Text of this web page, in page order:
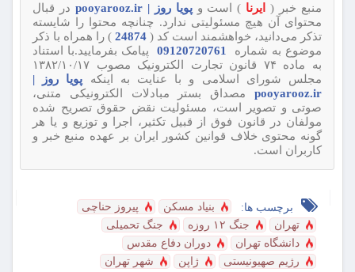
منبع خبر ( ایرنا ) است وپویا روز | pooyarooz.ir
در قبال
محتوای آن هیچ مسئولیتی ندارد. چنانچه محتوا را شایسته
تذکر می‌دانید، خواهشمند است کد (
) را همراه با ذکر
موضوع به شماره
پیامک بفرمایید.با استناد
به ماده ۷۴ قانون تجارت الکترونیک مصوب ۱۳۸۲/۱۰/۱۷
مجلس شورای اسلامی و با عنایت به اینکه پویا روز |
pooyarooz.ir مصداق بستر مبادلات الکترونیکی متنی،
صوتی و تصویر است، مسئولیت نقض حقوق تصریح شده
مولفان در قانون فوق از قبیل تکثیر، اجرا و توزیع و یا هر
گونه محتوی خلاف قوانین کشور ایران بر عهده منبع خبر و
کاربران است.
برچسب ها: بنیاد مسکن
پیروز حناچی
تهران
جنگ ۱۲ روزه
جنگ تحمیلی
دانشگاه تهران
دوران دفاع مقدس
رژیم صهیونیستی
ژاپن
شهر تهران